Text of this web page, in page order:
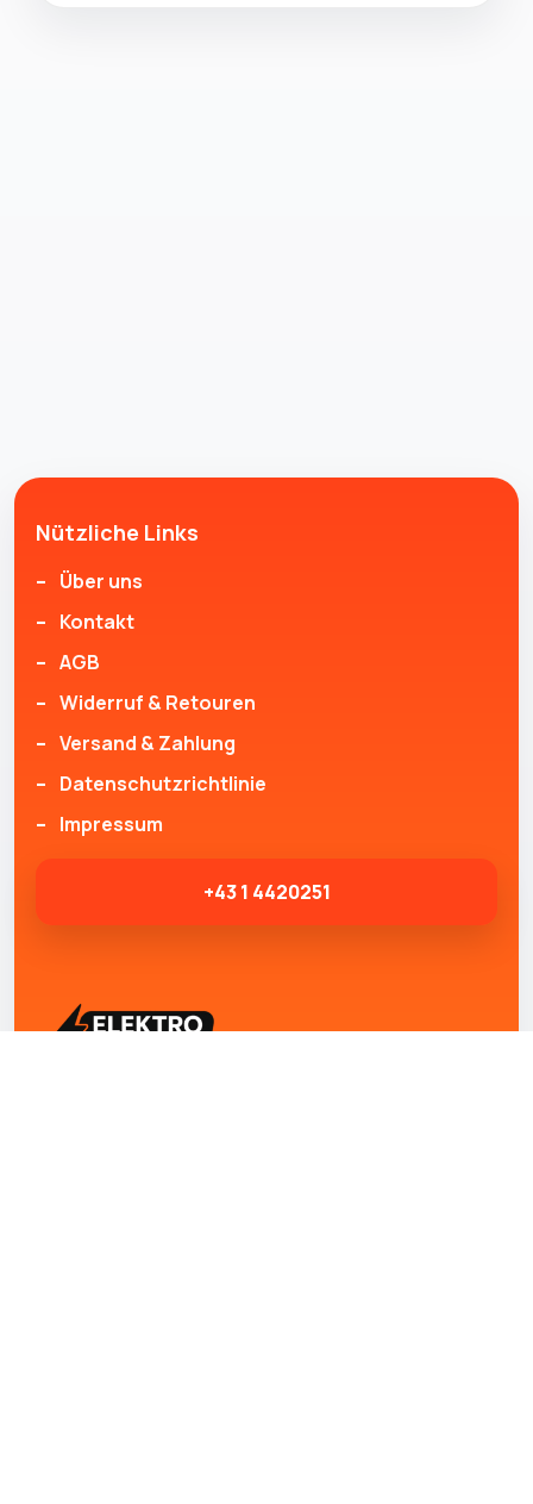
Nützliche Links
Über uns
Kontakt
AGB
Widerruf & Retouren
Versand & Zahlung
Datenschutzrichtlinie
Impressum
+43 1 4420251